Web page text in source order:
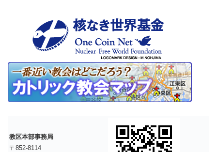
教区本部事務局
〒852-8114